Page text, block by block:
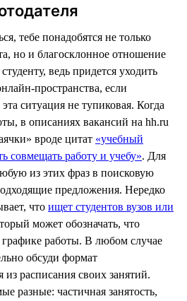
тебе понадобятся не только
но и благосклонное отношение
ведь придется уходить
пространства, если
ситуация не тупиковая. Когда
в описаниях вакансий на hh.ru
вроде цитат «учебный
совмещать работу и учебу». Для
из этих фраз в поисковую
предложения. Нередко
что ищет студентов вузов или
может обозначать, что
графике работы. В любом случае
обсуди формат
расписания своих занятий.
разные: частичная занятость,